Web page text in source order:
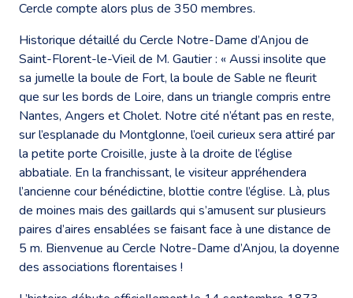
Cercle compte alors plus de 350 membres.
Historique détaillé du Cercle Notre-Dame d’Anjou de
Saint-Florent-le-Vieil de M. Gautier : « Aussi insolite que
sa jumelle la boule de Fort, la boule de Sable ne fleurit
que sur les bords de Loire, dans un triangle compris entre
Nantes, Angers et Cholet. Notre cité n’étant pas en reste,
sur l’esplanade du Montglonne, l’oeil curieux sera attiré par
la petite porte Croisille, juste à la droite de l’église
abbatiale. En la franchissant, le visiteur appréhendera
l’ancienne cour bénédictine, blottie contre l’église. Là, plus
de moines mais des gaillards qui s’amusent sur plusieurs
paires d’aires ensablées se faisant face à une distance de
5 m. Bienvenue au Cercle Notre-Dame d’Anjou, la doyenne
des associations florentaises !